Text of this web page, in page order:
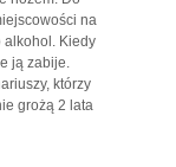
na
alkohol. Kiedy
ją zabije.
którzy
grożą 2 lata